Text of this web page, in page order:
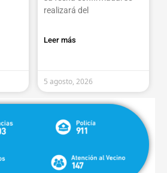
realizará del
Leer más
5 agosto, 2026